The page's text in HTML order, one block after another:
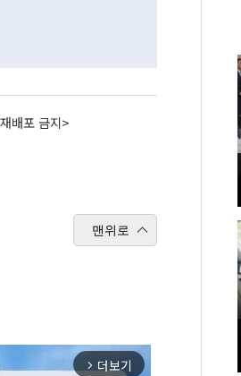
배포 금지>
맨위로
arrow_forward_ios 더보기